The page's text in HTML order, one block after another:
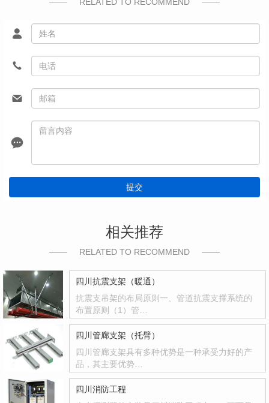
提交
相关推荐
RELATED TO RECOMMEND
四川抗震支架（暖通）
抗震支吊架的布局原则一、管道抗震支撑系统的
布置原则（1）管…
四川管廊支架（托臂）
四川管廊支架具有多种优势是一种承受力好的产
品，其主要优势…
四川消防工程